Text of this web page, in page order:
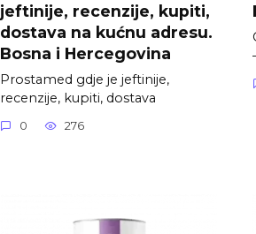
jeftinije, recenzije, kupiti,
dostava na kućnu adresu.
Bosna i Hercegovina
Prostamed gdje je jeftinije,
recenzije, kupiti, dostava
0 276